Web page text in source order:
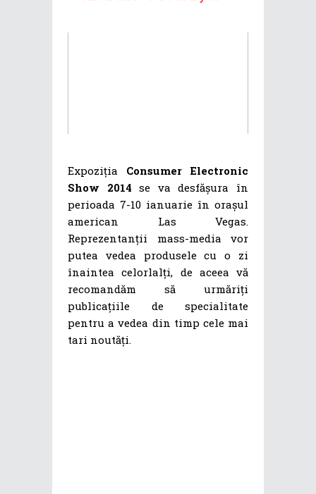
Expoziția Consumer Electronic
Show 2014 se va desfășura în
perioada 7-10 ianuarie în orașul
american Las Vegas.
Reprezentanții mass-media vor
putea vedea produsele cu o zi
înaintea celorlalți, de aceea vă
recomandăm să urmăriți
publicațiile de specialitate
pentru a vedea din timp cele mai
tari noutăți.